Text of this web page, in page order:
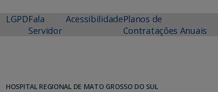
LGPDFala
Servidor
AcessibilidadePlanos de
Contratações Anuais
HOSPITAL REGIONAL DE MATO GROSSO DO SUL